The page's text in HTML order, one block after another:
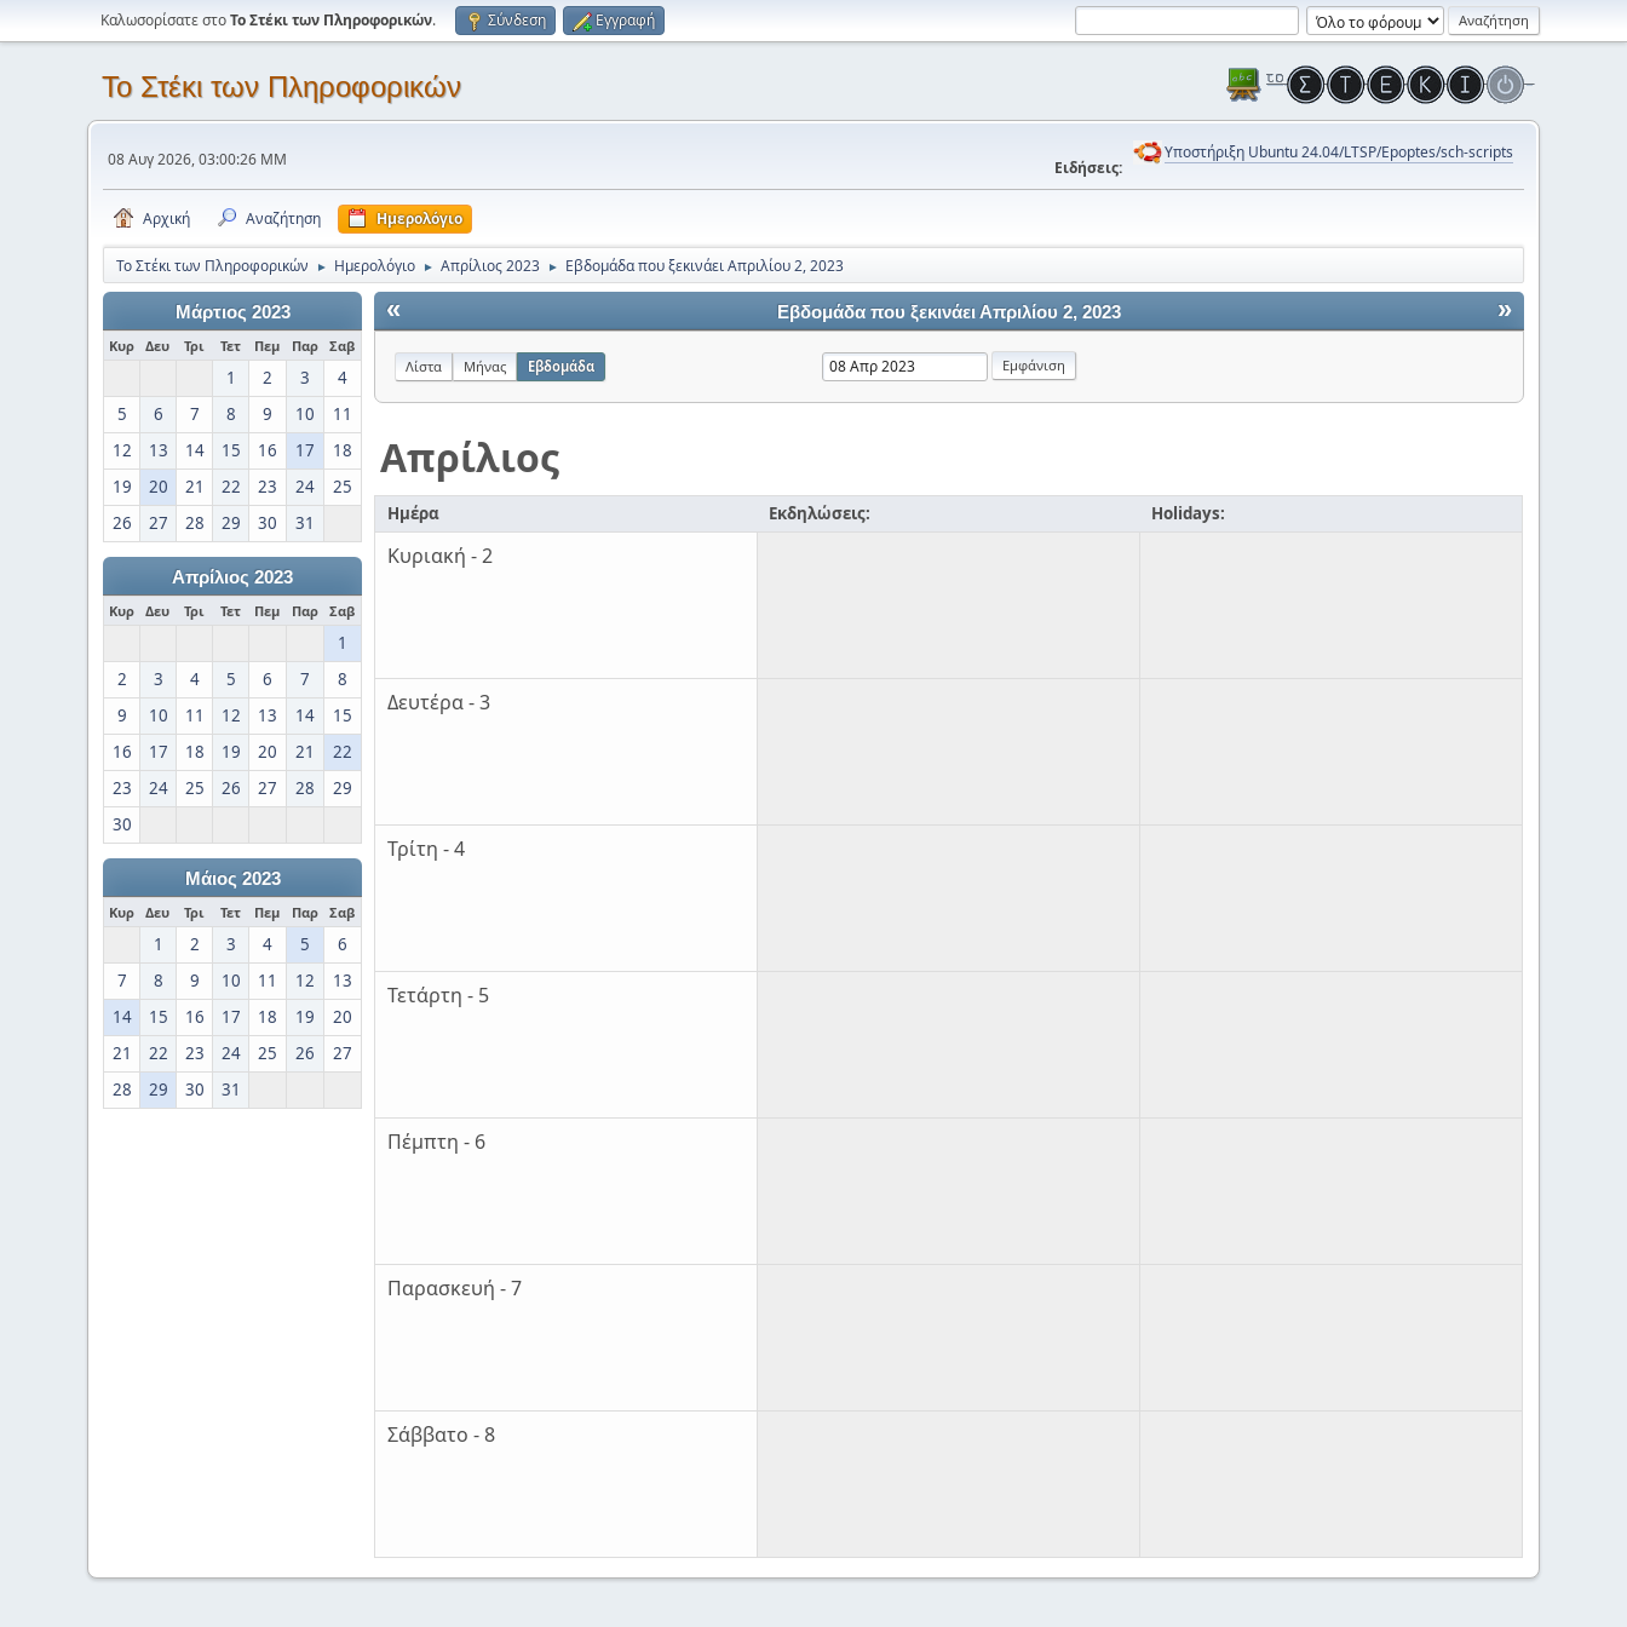
Καλωσορίσατε στοΤο Στέκι των Πληροφορικών. Σύνδεση Εγγραφή
Το Στέκι των Πληροφορικών
08 Αυγ 2026, 03:00:26 ΜΜ Ειδήσεις:
Υποστήριξη Ubuntu 24.04/LTSP/Epoptes/sch-scripts
Αρχική Αναζήτηση Ημερολόγιο
Το Στέκι των Πληροφορικών ► Ημερολόγιο ► Απρίλιος 2023 ► Εβδομάδα που ξεκινάει Απριλίου 2, 2023
Μάρτιος 2023
Κυρ Δευ Τρι Τετ Πεμ Παρ Σαβ
1 2 3
4
5
6 7 8 9 10
11
12
13 14 15 16 17
18
19
20 21 22 23 24
25
26
27 28 29 30 31
Απρίλιος 2023
Κυρ Δευ Τρι Τετ Πεμ Παρ Σαβ
1
2
3 4 5 6 7
8
9
10 11 12 13 14
15
16
17 18 19 20 21
22
23
24 25 26 27 28
29
30
Μάιος 2023
Κυρ Δευ Τρι Τετ Πεμ Παρ Σαβ
1 2 3 4 5
6
7
8 9 10 11 12
13
14
15 16 17 18 19
20
21
22 23 24 25 26
27
28
29 30 31
« »
Εβδομάδα που ξεκινάει Απριλίου 2, 2023
Λίστα Μήνας Εβδομάδα
Απρίλιος
Ημέρα Εκδηλώσεις: Holidays:
Κυριακή - 2
Δευτέρα - 3
Τρίτη - 4
Τετάρτη - 5
Πέμπτη - 6
Παρασκευή - 7
Σάββατο - 8